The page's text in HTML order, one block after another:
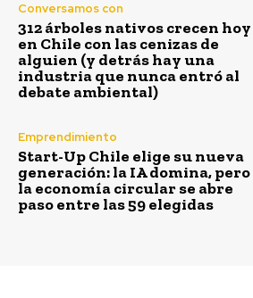
Conversamos con
312 árboles nativos crecen hoy
en Chile con las cenizas de
alguien (y detrás hay una
industria que nunca entró al
debate ambiental)
Emprendimiento
Start-Up Chile elige su nueva
generación: la IA domina, pero
la economía circular se abre
paso entre las 59 elegidas